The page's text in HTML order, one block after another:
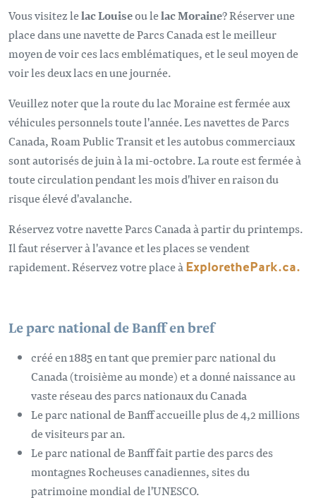
Vous visitez lelac Louiseou lelac Moraine? Réserver une
place dans une navette de Parcs Canada est le meilleur
moyen de voir ces lacs emblématiques, et le seul moyen de
voir les deux lacs en une journée.
Veuillez noter que la route du lac Moraine est fermée aux
véhicules personnels toute l'année. Les navettes de Parcs
Canada, Roam Public Transit et les autobus commerciaux
sont autorisés de juin à la mi-octobre. La route est fermée à
toute circulation pendant les mois d'hiver en raison du
risque élevé d'avalanche.
Réservez votre navette Parcs Canada à partir du printemps.
Il faut réserver à l'avance et les places se vendent
rapidement. Réservez votre place àExplorethePark.ca.
Le parc national de Banff en bref
créé en 1885 en tant que premier parc national du
Canada (troisième au monde) et a donné naissance au
vaste réseau des parcs nationaux du Canada
Le parc national de Banff accueille plus de 4,2 millions
de visiteurs par an.
Le parc national de Banff fait partie des parcs des
montagnes Rocheuses canadiennes, sites du
patrimoine mondial de l'UNESCO.